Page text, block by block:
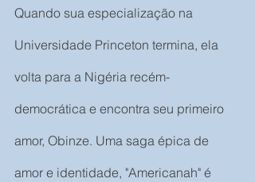
Quando sua especialização na
Universidade Princeton termina, ela
volta para a Nigéria recém-
democrática e encontra seu primeiro
amor, Obinze. Uma saga épica de
amor e identidade, "Americanah" é